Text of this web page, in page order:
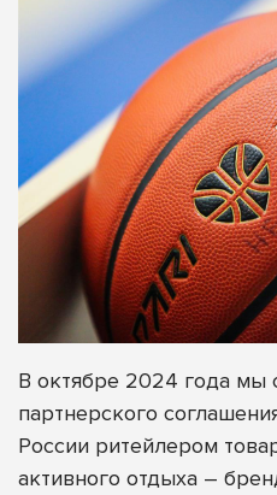
В октябре 2024 года мы
партнерского
России ритейлером
активного отдыха –